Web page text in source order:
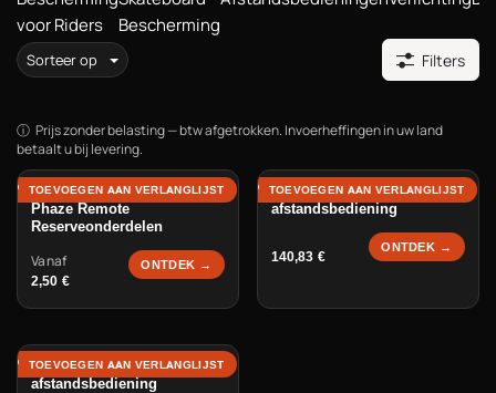
voor Riders
Bescherming
Sorteer op Filters
Prijs zonder belasting — btw afgetrokken. Invoerheffingen in uw land
betaalt u bij levering.
Phaze Remote
Reserveonderdelen
Vanaf
2,50 €
ONTDEK →
TOEVOEGEN AAN VERLANGLIJST
Phaze Bluetooth
afstandsbediening
140,83€
ONTDEK →
TOEVOEGEN AAN VERLANGLIJST
Phaze WiFi
afstandsbediening
TOEVOEGEN AAN VERLANGLIJST